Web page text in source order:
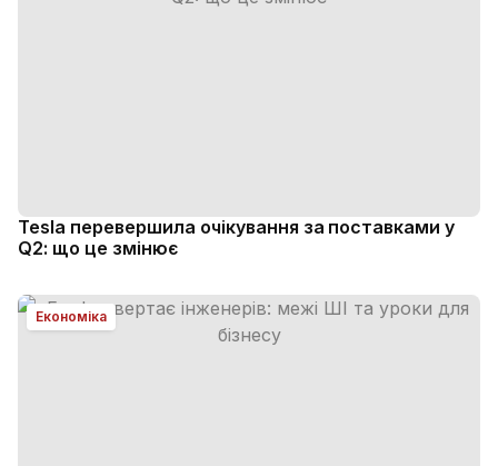
Tesla перевершила очікування за поставками у
Q2: що це змінює
Економіка